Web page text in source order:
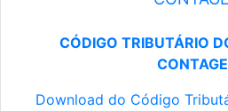
CÓDIGO TRIBUTÁRIO
Download do Código